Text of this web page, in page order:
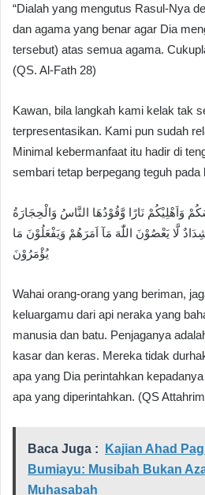
“Dialah yang mengutus Rasul-Nya
dan agama yang benar agar Dia
tersebut) atas semua agama.
(QS. Al-Fath 28)
Kawan, bila langkah kami kelak tak
terpresentasikan. Kami pun sudah
Minimal kebermanfaat itu hadir di
sembari tetap berpegang teguh pada
وَاَهْلِيْكُمْ نَارًا وَّقُوْدُهَا النَّاسُ وَالْحِجَارَةُ
لَّا يَعْصُوْنَ اللّٰهَ مَآ اَمَرَهُمْ وَيَفْعَلُوْنَ مَا
يُؤْمَرُوْنَ
Wahai orang-orang yang beriman,
keluargamu dari api neraka yang
manusia dan batu. Penjaganya
kasar dan keras. Mereka tidak
apa yang Dia perintahkan
apa yang diperintahkan. (QS
Baca Juga :
Kajian Ahad
Bumiayu: Musibah Bukan
Muhasabah